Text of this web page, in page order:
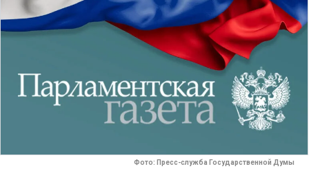
Фото: Пресс-служба Государственной Думы